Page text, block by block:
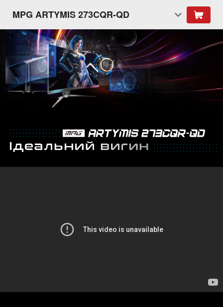
MPG ARTYMIS 273CQR-QD